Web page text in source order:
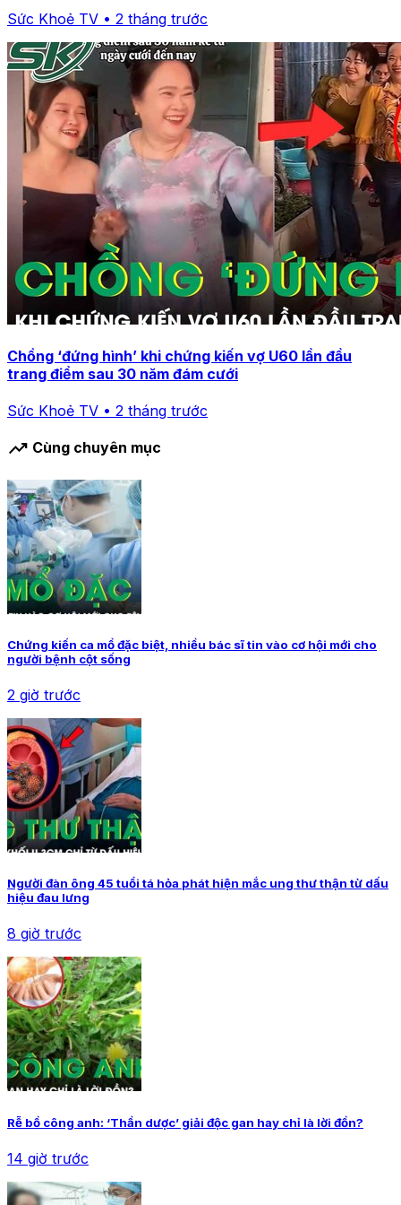
Sức Khoẻ TV • 2 tháng trước
Chồng ‘đứng hình’ khi chứng kiến vợ U60 lần đầu
trang điểm sau 30 năm đám cưới
Sức Khoẻ TV • 2 tháng trước
trending_up Cùng chuyên mục
Chứng kiến ca mổ đặc biệt, nhiều bác sĩ tin vào cơ hội mới cho
người bệnh cột sống
2 giờ trước
Người đàn ông 45 tuổi tá hỏa phát hiện mắc ung thư thận từ dấu
hiệu đau lưng
8 giờ trước
Rễ bồ công anh: ‘Thần dược’ giải độc gan hay chỉ là lời đồn?
14 giờ trước